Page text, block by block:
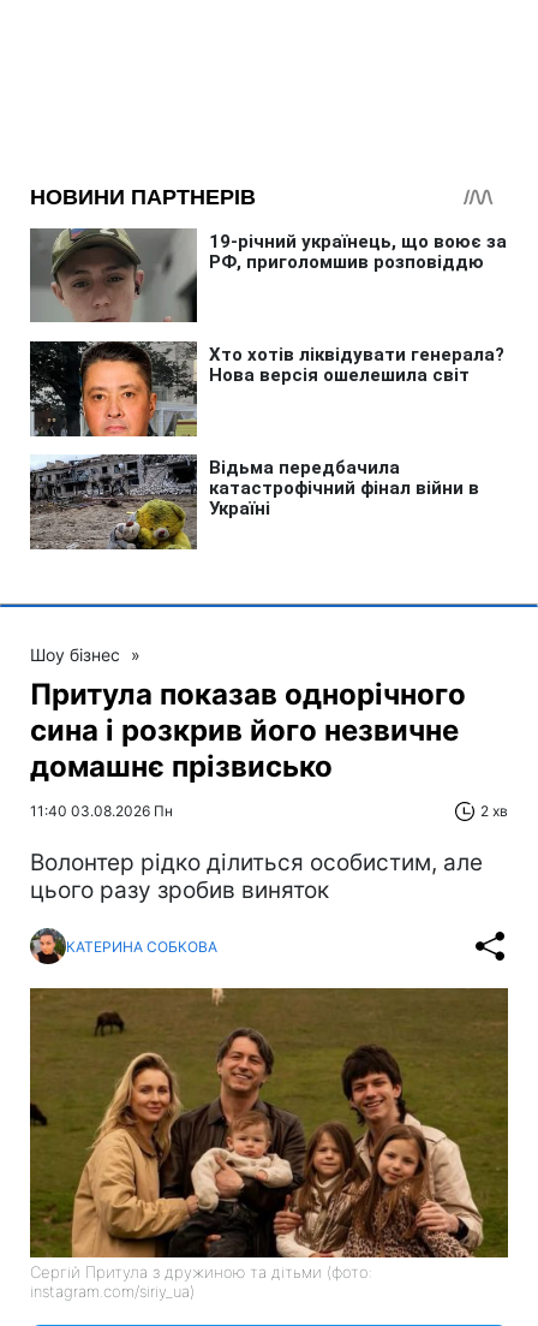
Шоу бізнес »
Притула показав однорічного
сина і розкрив його незвичне
домашнє прізвисько
11:40 03.08.2026 Пн 2 хв
Волонтер рідко ділиться особистим, але
цього разу зробив виняток
КАТЕРИНА СОБКОВА
Сергій Притула з дружиною та дітьми (фото:
instagram.com/siriy_ua)